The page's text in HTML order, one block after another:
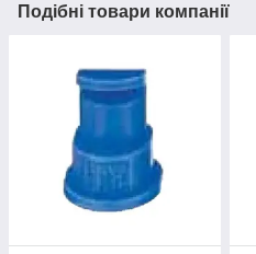
Подібні товари компанії